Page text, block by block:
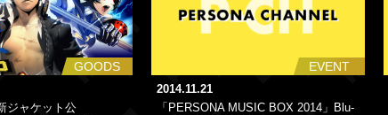
GOODS
ジャケット公
EVENT
2014.11.21
「PERSONA MUSIC BOX 2014」Blu-